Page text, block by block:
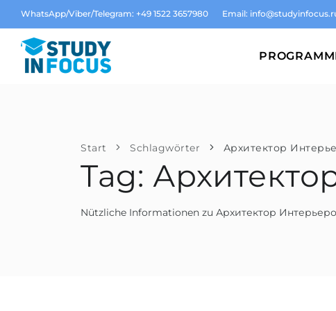
WhatsApp/Viber/Telegram: +49 1522 3657980 Email:
Start Schlagwörter Архитектор
Tag:
Nützliche Informationen zu Архитектор